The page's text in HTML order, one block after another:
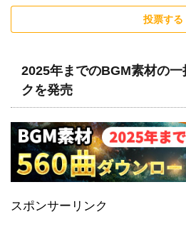
投票する
2025年までのBGM素材の
クを発売
スポンサーリンク